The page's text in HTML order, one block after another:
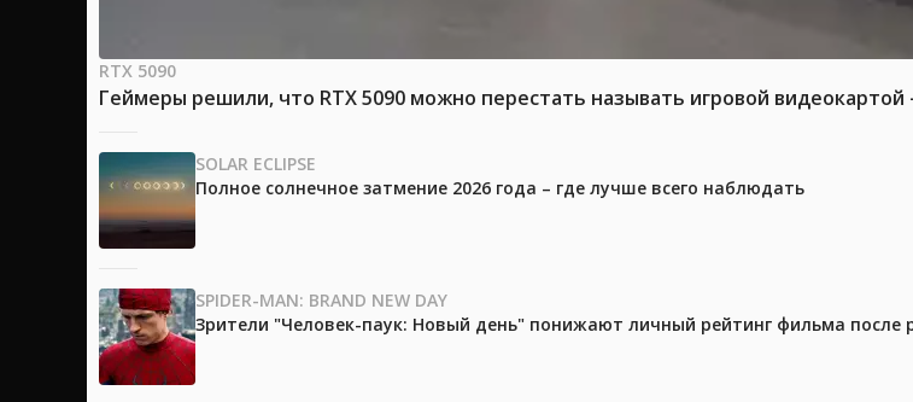
RTX 5090
Геймеры решили, что RTX 5090 можно перестать называть игровой
SOLAR ECLIPSE
Полное солнечное затмение 2026 года – где лучше всего наблюдать
SPIDER-MAN: BRAND NEW DAY
Зрители "Человек-паук: Новый день" понижают личный рейтинг фильма